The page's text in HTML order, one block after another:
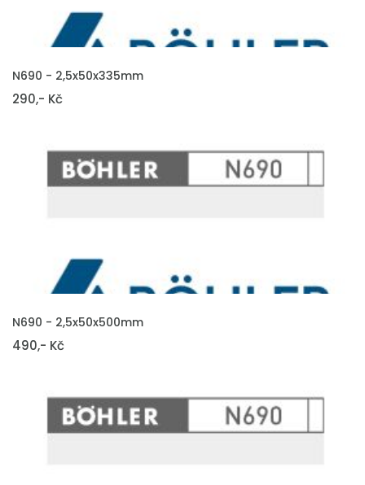
VLOŽIT DO KOŠÍKU
N690 - 2,5x50x335mm
290,- Kč
VLOŽIT DO KOŠÍKU
N690 - 2,5x50x500mm
490,- Kč